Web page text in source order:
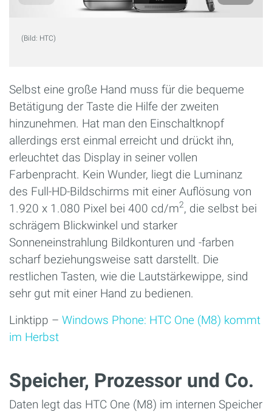
(Bild: HTC)
Selbst eine große Hand muss für die bequeme
Betätigung der Taste die Hilfe der zweiten
hinzunehmen. Hat man den Einschaltknopf
allerdings erst einmal erreicht und drückt ihn,
erleuchtet das Display in seiner vollen
Farbenpracht. Kein Wunder, liegt die Luminanz
des Full-HD-Bildschirms mit einer Auflösung von
1.920 x 1.080 Pixel bei 400 cd/m2, die selbst bei
schrägem Blickwinkel und starker
Sonneneinstrahlung Bildkonturen und -farben
scharf beziehungsweise satt darstellt. Die
restlichen Tasten, wie die Lautstärkewippe, sind
sehr gut mit einer Hand zu bedienen.
Linktipp – Windows Phone: HTC One (M8) kommt
im Herbst
Speicher, Prozessor und Co.
Daten legt das HTC One (M8) im internen Speicher